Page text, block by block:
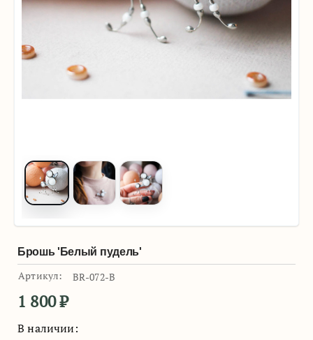
Брошь 'Белый пудель'
Артикул: BR-072-B
1 800₽
В наличии: